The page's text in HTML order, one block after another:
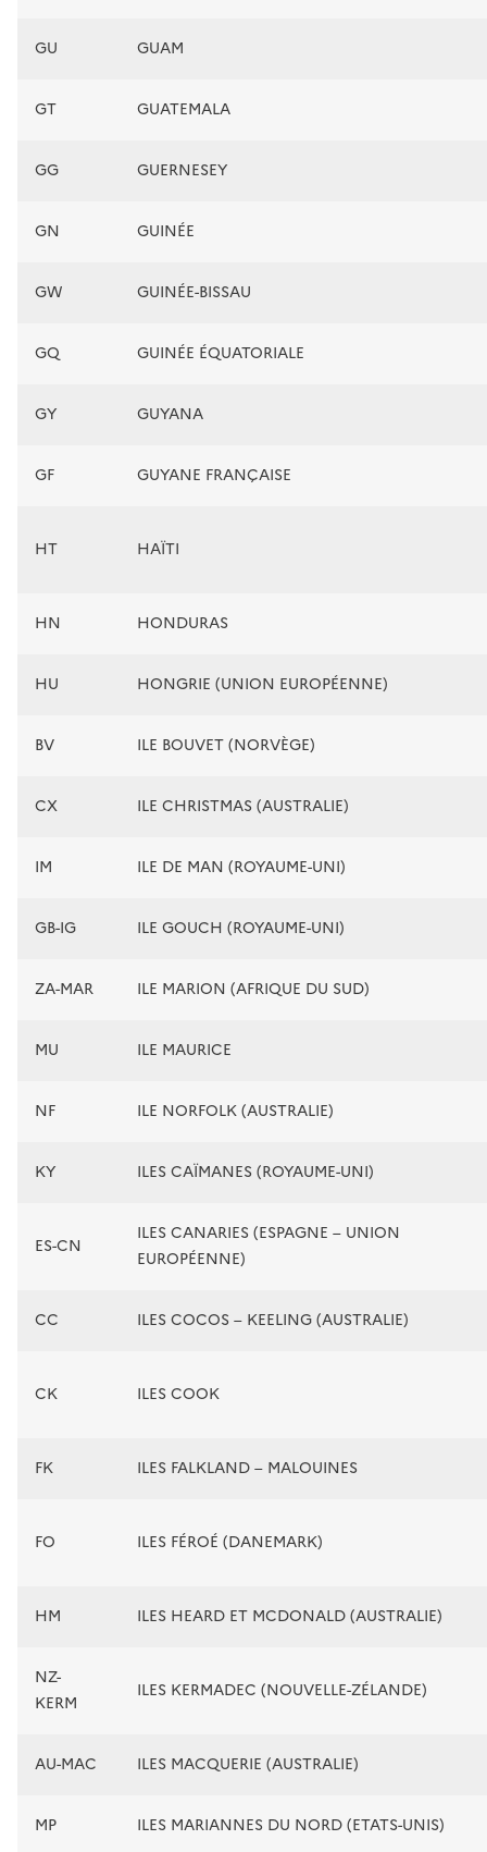
GU GUAM
GT GUATEMALA
GG GUERNESEY
GN GUINÉE
GW GUINÉE-BISSAU
GQ GUINÉE ÉQUATORIALE
GY GUYANA
GF GUYANE FRANÇAISE
HT HAÏTI
HN HONDURAS
HU HONGRIE (UNION EUROPÉENNE)
BV ILE BOUVET (NORVÈGE)
CX ILE CHRISTMAS (AUSTRALIE)
IM ILE DE MAN (ROYAUME-UNI)
GB-IG ILE GOUCH (ROYAUME-UNI)
ZA-MAR ILE MARION (AFRIQUE DU SUD)
MU ILE MAURICE
NF ILE NORFOLK (AUSTRALIE)
KY ILES CAÏMANES (ROYAUME-UNI)
ES-CN
ILES CANARIES (ESPAGNE – UNION
EUROPÉENNE)
CC ILES COCOS – KEELING (AUSTRALIE)
CK ILES COOK
FK ILES FALKLAND – MALOUINES
FO ILES FÉROÉ (DANEMARK)
HM ILES HEARD ET MCDONALD (AUSTRALIE)
NZ-
KERM
ILES KERMADEC (NOUVELLE-ZÉLANDE)
AU-MAC ILES MACQUERIE (AUSTRALIE)
MP ILES MARIANNES DU NORD (ETATS-UNIS)